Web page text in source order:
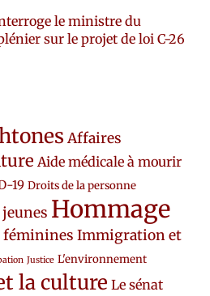
le ministre du
sur le projet de loi C-26
Affaires
Aide médicale à mourir
19 Droits de la personne
Hommage
féminines Immigration et
Justice L'environnement
la culture Le sénat